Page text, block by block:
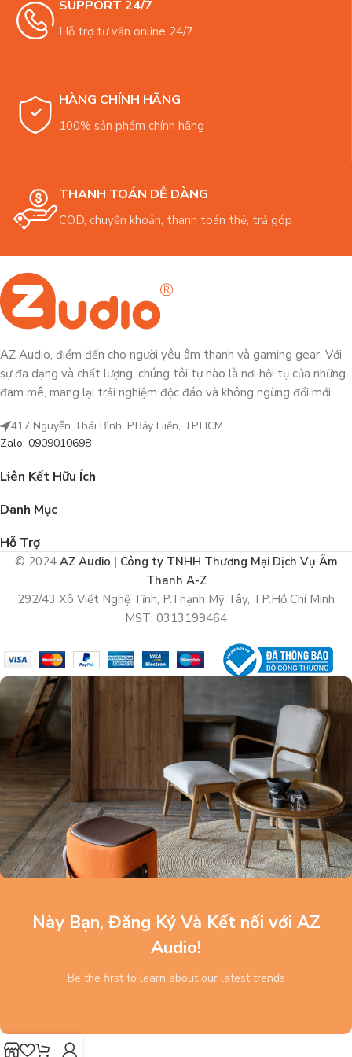
SUPPORT 24/7
Hỗ trợ tư vấn online 24/7
HÀNG CHÍNH HÃNG
100% sản phẩm chính hãng
THANH TOÁN DỄ DÀNG
COD, chuyển khoản, thanh toán thẻ, trả góp
AZ Audio, điểm đến cho người yêu âm thanh và gaming gear. Với
sự đa dạng và chất lượng, chúng tôi tự hào là nơi hội tụ của những
đam mê, mang lại trải nghiệm độc đáo và không ngừng đổi mới.
417 Nguyễn Thái Bình, P.Bảy Hiền, TP.HCM
Zalo: 0909010698
Liên Kết Hữu Ích
Danh Mục
Hỗ Trợ
© 2024 AZ Audio | Công ty TNHH Thương Mại Dịch Vụ Âm
Thanh A-Z
292/43 Xô Viết Nghệ Tĩnh, P.Thạnh Mỹ Tây, TP.Hồ Chí Minh
MST: 0313199464
Này Bạn, Đăng Ký Và Kết nối với AZ
Audio!
Be the first to learn about our latest trends